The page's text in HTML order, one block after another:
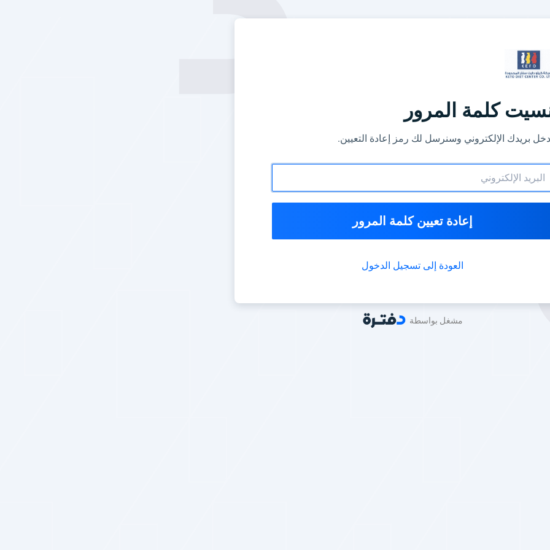
كلمة المرور
بريدك الإلكتروني وسنرسل لك رمز إعادة التعيين.
إعادة تعيين كلمة المرور
العودة إلى تسجيل الدخول
مشغل بواسطة